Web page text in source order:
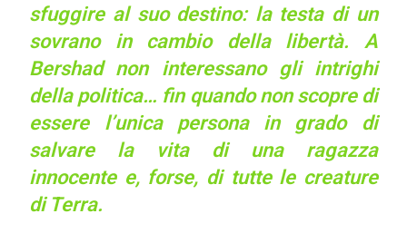
sfuggire al suo destino: la testa di un
sovrano in cambio della libertà. A
Bershad non interessano gli intrighi
della politica… fin quando non scopre di
essere l’unica persona in grado di
salvare la vita di una ragazza
innocente e, forse, di tutte le creature
di Terra.